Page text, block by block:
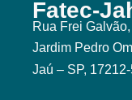
Fatec-
Rua Frei Galvão,
Jardim Pedro
Jaú – SP,